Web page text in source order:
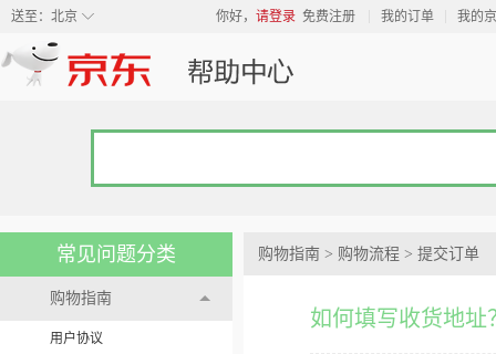
◇
送至： 北京 你好， 请登录 免费注册 我的订单 我的
常见问题分类
购物指南
用户协议
购物指南 > 购物流程 > 提交订单
如何填写收货地址